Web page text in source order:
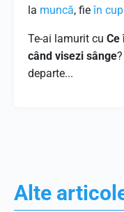
la muncă, fieîn
Te-ai lamurit cu Ce
când visezi sânge
departe...
Alte